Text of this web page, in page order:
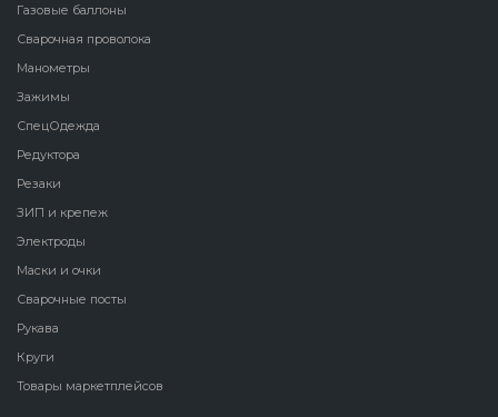
Газовые баллоны
Сварочная проволока
Манометры
Зажимы
СпецОдежда
Редуктора
Резаки
ЗИП и крепеж
Электроды
Маски и очки
Сварочные посты
Рукава
Круги
Товары маркетплейсов